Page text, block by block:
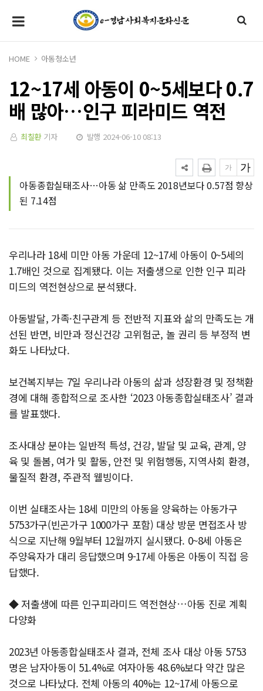
HOME 아동청소년
12~17세 아동이 0~5세보다 0.7
배 많아…인구 피라미드 역전
최칠환기자 발행 2024-06-10 08:13
아동종합실태조사…아동 삶 만족도 2018년보다 0.57점 향상
된 7.14점
우리나라 18세 미만 아동 가운데 12~17세 아동이 0~5세의
1.7배인 것으로 집계됐다. 이는 저출생으로 인한 인구 피라
미드의 역전현상으로 분석됐다.
아동발달, 가족·친구관계 등 전반적 지표와 삶의 만족도는 개
선된 반면, 비만과 정신건강 고위험군, 놀 권리 등 부정적 변
화도 나타났다.
보건복지부는 7일 우리나라 아동의 삶과 성장환경 및 정책환
경에 대해 종합적으로 조사한 ‘2023 아동종합실태조사’ 결과
를 발표했다.
조사대상 분야는 일반적 특성, 건강, 발달 및 교육, 관계, 양
육 및 돌봄, 여가 및 활동, 안전 및 위험행동, 지역사회 환경,
물질적 환경, 주관적 웰빙이다.
이번 실태조사는 18세 미만의 아동을 양육하는 아동가구
5753가구(빈곤가구 1000가구 포함) 대상 방문 면접조사 방
식으로 지난해 9월부터 12월까지 실시됐다. 0~8세 아동은
주양육자가 대리 응답했으며 9-17세 아동은 아동이 직접 응
답했다.
◆ 저출생에 따른 인구피라미드 역전현상…아동 진로 계획
다양화
2023년 아동종합실태조사 결과, 전체 조사 대상 아동 5753
명은 남자아동이 51.4%로 여자아동 48.6%보다 약간 많은
것으로 나타났다. 전체 아동의 40%는 12~17세 아동으로